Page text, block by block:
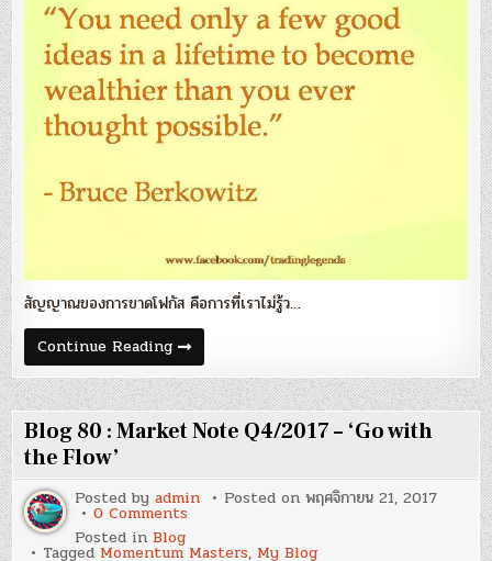
ตอบแทน
ที่
ดี
สัญญาณของการขาดโฟกัส คือการที่เราไม่รู้ว…
Continue ReadingBlog
81
:
‘Focus’
–
หัวใจ
ของ
ที่
ดี
Blog 80 : Market Note Q4/2017 – ‘Go with
the Flow’
Posted byadmin Posted onพฤศจิกายน 21, 2017
0 Commentson
80
Posted inBlog
Tagged Momentum Masters, My Blog